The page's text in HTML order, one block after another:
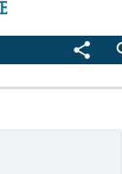
share